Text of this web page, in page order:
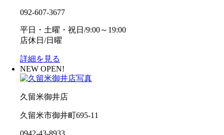
092-607-3677
平日・土曜・祝日/9:00～19:00
店休日/日曜
詳細を見る
NEW OPEN!
久留米御井店
久留米市御井町695-11
0942-43-8933